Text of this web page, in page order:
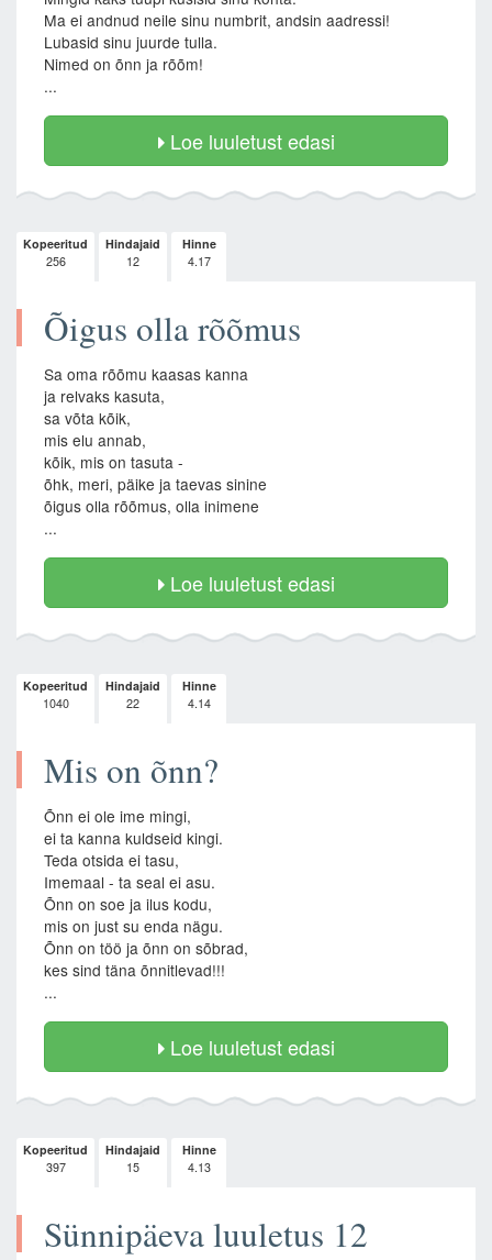
Ma ei andnud neile sinu numbrit, andsin aadressi!
Lubasid sinu juurde tulla.
Nimed on õnn ja rõõm!
...
Loe luuletust edasi
Kopeeritud
256
Hindajaid
12
Hinne
4.17
Õigus olla rõõmus
Sa oma rõõmu kaasas kanna
ja relvaks kasuta,
sa võta kõik,
mis elu annab,
kõik, mis on tasuta -
õhk, meri, päike ja taevas sinine
õigus olla rõõmus, olla inimene
...
Loe luuletust edasi
Kopeeritud
1040
Hindajaid
22
Hinne
4.14
Mis on õnn?
Õnn ei ole ime mingi,
ei ta kanna kuldseid kingi.
Teda otsida ei tasu,
Imemaal - ta seal ei asu.
Õnn on soe ja ilus kodu,
mis on just su enda nägu.
Õnn on töö ja õnn on sõbrad,
kes sind täna õnnitlevad!!!
...
Loe luuletust edasi
Kopeeritud
397
Hindajaid
15
Hinne
4.13
Sünnipäeva luuletus 12